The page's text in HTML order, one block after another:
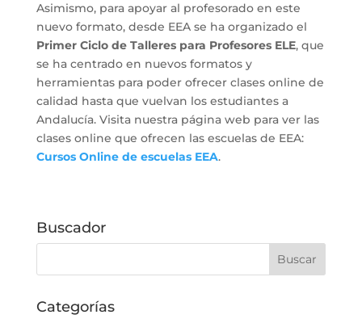
Asimismo, para apoyar al profesorado en este
nuevo formato, desde EEA se ha organizado el
Primer Ciclo de Talleres para Profesores ELE, que
se ha centrado en nuevos formatos y
herramientas para poder ofrecer clases online de
calidad hasta que vuelvan los estudiantes a
Andalucía. Visita nuestra página web para ver las
clases online que ofrecen las escuelas de EEA:
Cursos Online de escuelas EEA.
Buscador
Categorías